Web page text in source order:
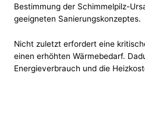
Bestimmung der Schimmelpilz-
geeigneten Sanierungskonzeptes.
Nicht zuletzt erfordert eine
einen erhöhten Wärmebedarf.
Energieverbrauch und die